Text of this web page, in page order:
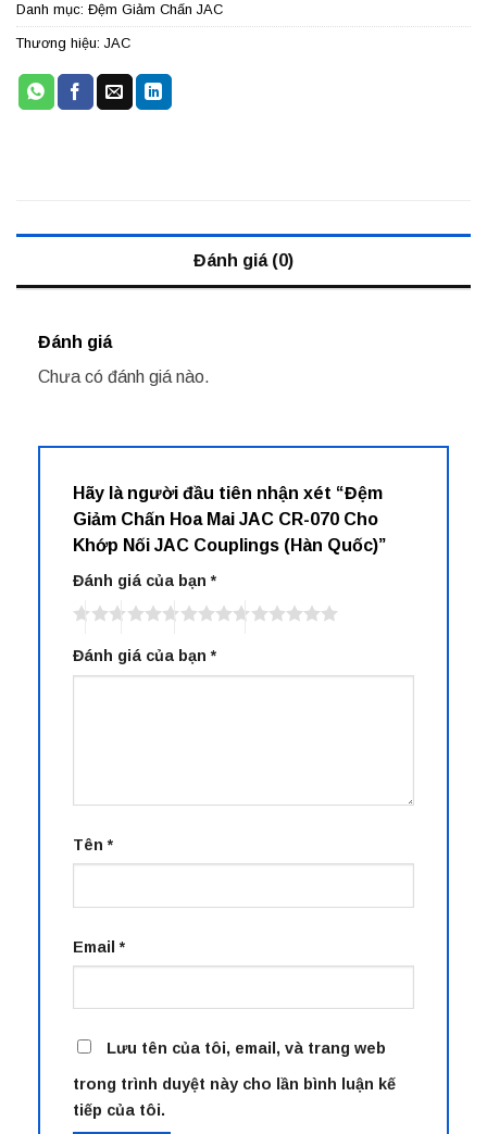
Danh mục: Đệm Giảm Chấn JAC
Thương hiệu: JAC
Đánh giá (0)
Đánh giá
Chưa có đánh giá nào.
Hãy là người đầu tiên nhận xét “Đệm
Giảm Chấn Hoa Mai JAC CR-070 Cho
Khớp Nối JAC Couplings (Hàn Quốc)”
Đánh giá của bạn*
Đánh giá của bạn*
Tên*
Email*
Lưu tên của tôi, email, và trang web
trong trình duyệt này cho lần bình luận kế
tiếp của tôi.